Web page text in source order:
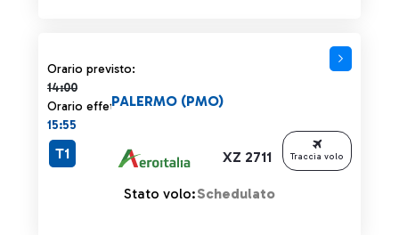
Orario previsto:
14:00
Orario previsto 14:00 barrato
Orario effettivo:
15:55
XZ 2711
PALERMO (PMO)
T1
Stato volo:Schedulato
Traccia volo